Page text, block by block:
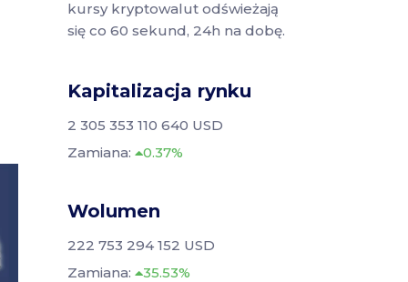
kursy kryptowalut odświeżają
się co 60 sekund, 24h na dobę.
Kapitalizacja rynku
2 305 353 110 640 USD
Zamiana:
0.37%
Wolumen
222 753 294 152 USD
Zamiana:
35.53%